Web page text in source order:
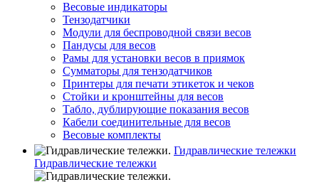
Весовые индикаторы
Тензодатчики
Модули для беспроводной связи весов
Пандусы для весов
Рамы для установки весов в приямок
Сумматоры для тензодатчиков
Принтеры для печати этикеток и чеков
Стойки и кронштейны для весов
Табло, дублирующие показания весов
Кабели соединительные для весов
Весовые комплекты
Гидравлические тележки
Гидравлические тележки